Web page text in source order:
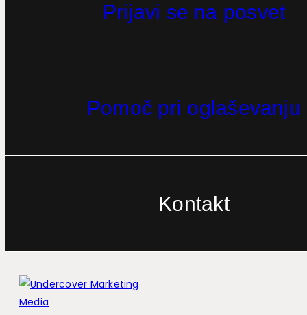
Prijavi se na posvet
Pomoč pri oglaševanju
Kontakt